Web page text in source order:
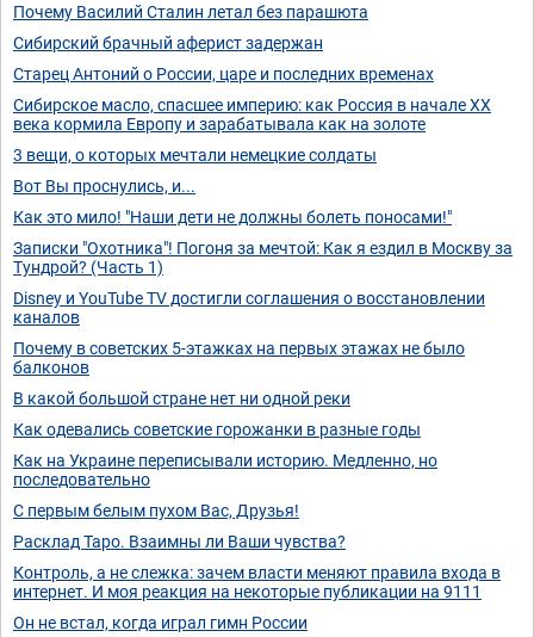
Почему Василий Сталин летал без парашюта
Сибирский брачный аферист задержан
Старец Антоний о России, царе и последних временах
Сибирское масло, спасшее империю: как Россия в начале XX
века кормила Европу и зарабатывала как на золоте
3 вещи, о которых мечтали немецкие солдаты
Вот Вы проснулись, и...
Как это мило! "Наши дети не должны болеть поносами!"
Записки "Охотника"! Погоня за мечтой: Как я ездил в Москву за
Тундрой? (Часть 1)
Disney и YouTube TV достигли соглашения о восстановлении
каналов
Почему в советских 5-этажках на первых этажах не было
балконов
В какой большой стране нет ни одной реки
Как одевались советские горожанки в разные годы
Как на Украине переписывали историю. Медленно, но
последовательно
С первым белым пухом Вас, Друзья!
Расклад Таро. Взаимны ли Ваши чувства?
Контроль, а не слежка: зачем власти меняют правила входа в
интернет. И моя реакция на некоторые публикации на 9111
Он не встал, когда играл гимн России